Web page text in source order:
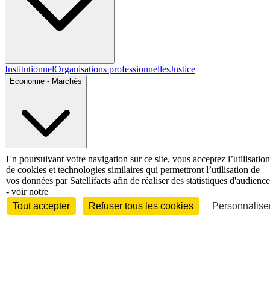
InstitutionnelOrganisations professionnellesJustice
Economie - Marchés
Entreprises et marchésTélécomsTechnologiesIndustries
techniquesDiversifications
International
En poursuivant votre navigation sur ce site, vous acceptez l’utilisation
de cookies et technologies similaires qui permettront l’utilisation de
vos données par Satellifacts afin de réaliser des statistiques d'audience
- voir notre
Tout accepter
Refuser tous les cookies